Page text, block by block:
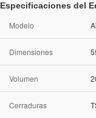
Especificaciones del
Modelo
Dimensiones
Volumen
Cerraduras